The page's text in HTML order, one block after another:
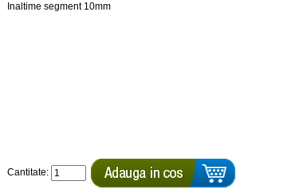
Inaltime segment 10mm
Cantitate: